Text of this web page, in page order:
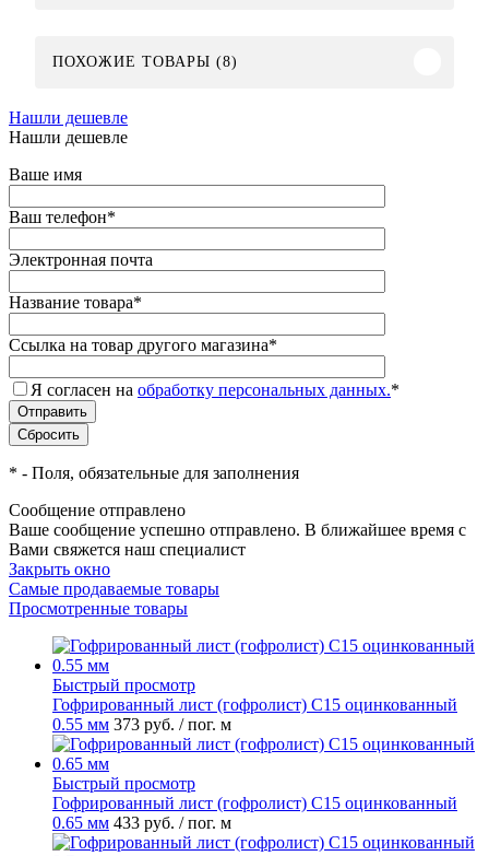
ПОХОЖИЕ ТОВАРЫ (8)
Нашли дешевле
Нашли дешевле
Ваше имя
Ваш телефон*
Электронная почта
Название товара*
Ссылка на товар другого магазина*
Я согласен на обработку персональных данных.*
* - Поля, обязательные для заполнения
Сообщение отправлено
Ваше сообщение успешно отправлено. В ближайшее время с
Вами свяжется наш специалист
Закрыть окно
Самые продаваемые товары
Просмотренные товары
Быстрый просмотр
Гофрированный лист (гофролист) С15 оцинкованный
0.55 мм 373 руб. / пог. м
Быстрый просмотр
Гофрированный лист (гофролист) С15 оцинкованный
0.65 мм 433 руб. / пог. м